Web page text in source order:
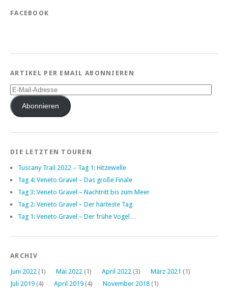
FACEBOOK
ARTIKEL PER EMAIL ABONNIEREN
E-
Mail-
AdresseAbonnieren
DIE LETZTEN TOUREN
Tuscany Trail 2022 – Tag 1: Hitzewelle
Tag 4: Veneto Gravel – Das große Finale
Tag 3: Veneto Gravel – Nachtritt bis zum Meer
Tag 2: Veneto Gravel – Der härteste Tag
Tag 1: Veneto Gravel – Der frühe Vogel…
ARCHIV
Juni 2022 (1) Mai 2022 (1) April 2022 (3) März 2021 (1)
Juli 2019 (4) April 2019 (4) November 2018 (1)